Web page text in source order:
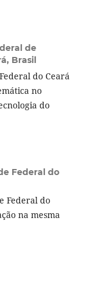
de
Brasil
do Ceará
no
do
Federal do
Federal do
na mesma